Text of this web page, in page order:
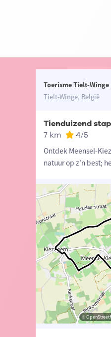
Toerisme Tielt-Winge
Tielt-Winge, België
Tienduizend
7 km 4/5
Ontdek Meensel-
natuur op z'n best;
© ©